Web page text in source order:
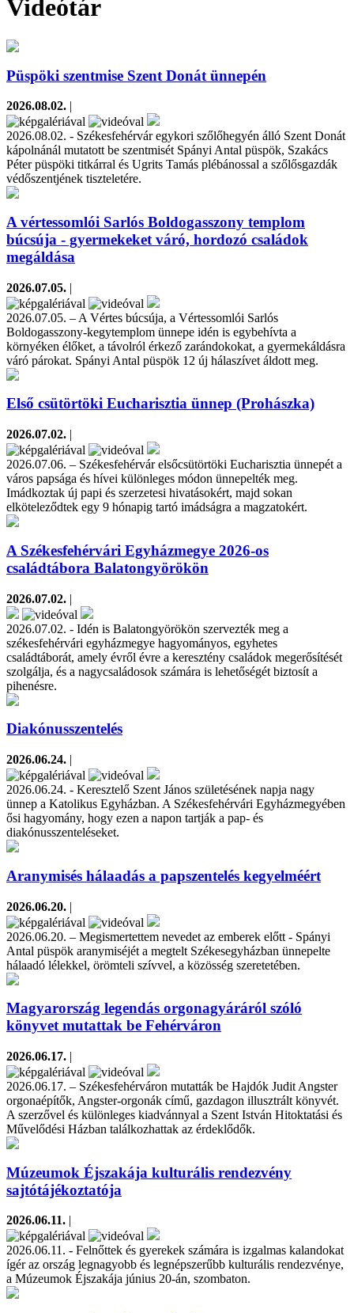
Videótár
Püspöki szentmise Szent Donát ünnepén
2026.08.02. |
2026.08.02. - Székesfehérvár egykori szőlőhegyén álló Szent Donát
kápolnánál mutatott be szentmisét Spányi Antal püspök, Szakács
Péter püspöki titkárral és Ugrits Tamás plébánossal a szőlősgazdák
védőszentjének tiszteletére.
A vértessomlói Sarlós Boldogasszony templom
búcsúja - gyermekeket váró, hordozó családok
megáldása
2026.07.05. |
2026.07.05. – A Vértes búcsúja, a Vértessomlói Sarlós
Boldogasszony-kegytemplom ünnepe idén is egybehívta a
környéken élőket, a távolról érkező zarándokokat, a gyermekáldásra
váró párokat. Spányi Antal püspök 12 új hálaszívet áldott meg.
Első csütörtöki Eucharisztia ünnep (Prohászka)
2026.07.02. |
2026.07.06. – Székesfehérvár elsőcsütörtöki Eucharisztia ünnepét a
város papsága és hívei különleges módon ünnepelték meg.
Imádkoztak új papi és szerzetesi hivatásokért, majd sokan
elköteleződtek egy 9 hónapig tartó imádságra a magzatokért.
A Székesfehérvári Egyházmegye 2026-os
családtábora Balatongyörökön
2026.07.02. |
2026.07.02. - Idén is Balatongyörökön szervezték meg a
székesfehérvári egyházmegye hagyományos, egyhetes
családtáborát, amely évről évre a keresztény családok megerősítését
szolgálja, és a nagycsaládosok számára is lehetőségét biztosít a
pihenésre.
Diakónusszentelés
2026.06.24. |
2026.06.24. - Keresztelő Szent János születésének napja nagy
ünnep a Katolikus Egyházban. A Székesfehérvári Egyházmegyében
ősi hagyomány, hogy ezen a napon tartják a pap- és
diakónusszenteléseket.
Aranymisés hálaadás a papszentelés kegyelméért
2026.06.20. |
2026.06.20. – Megismertettem nevedet az emberek előtt - Spányi
Antal püspök aranymiséjét a megtelt Székesegyházban ünnepelte
hálaadó lélekkel, örömteli szívvel, a közösség szeretetében.
Magyarország legendás orgonagyáráról szóló
könyvet mutattak be Fehérváron
2026.06.17. |
2026.06.17. – Székesfehérváron mutatták be Hajdók Judit Angster
orgonaépítők, Angster-orgonák című, gazdagon illusztrált könyvét.
A szerzővel és különleges kiadvánnyal a Szent István Hitoktatási és
Művelődési Házban találkozhattak az érdeklődők.
Múzeumok Éjszakája kulturális rendezvény
sajtótájékoztatója
2026.06.11. |
2026.06.11. - Felnőttek és gyerekek számára is izgalmas kalandokat
ígér az ország legnagyobb és legnépszerűbb kulturális rendezvénye,
a Múzeumok Éjszakája június 20-án, szombaton.